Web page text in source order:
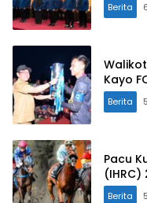
Berita
Kayo
Berita
Pacu
Berita